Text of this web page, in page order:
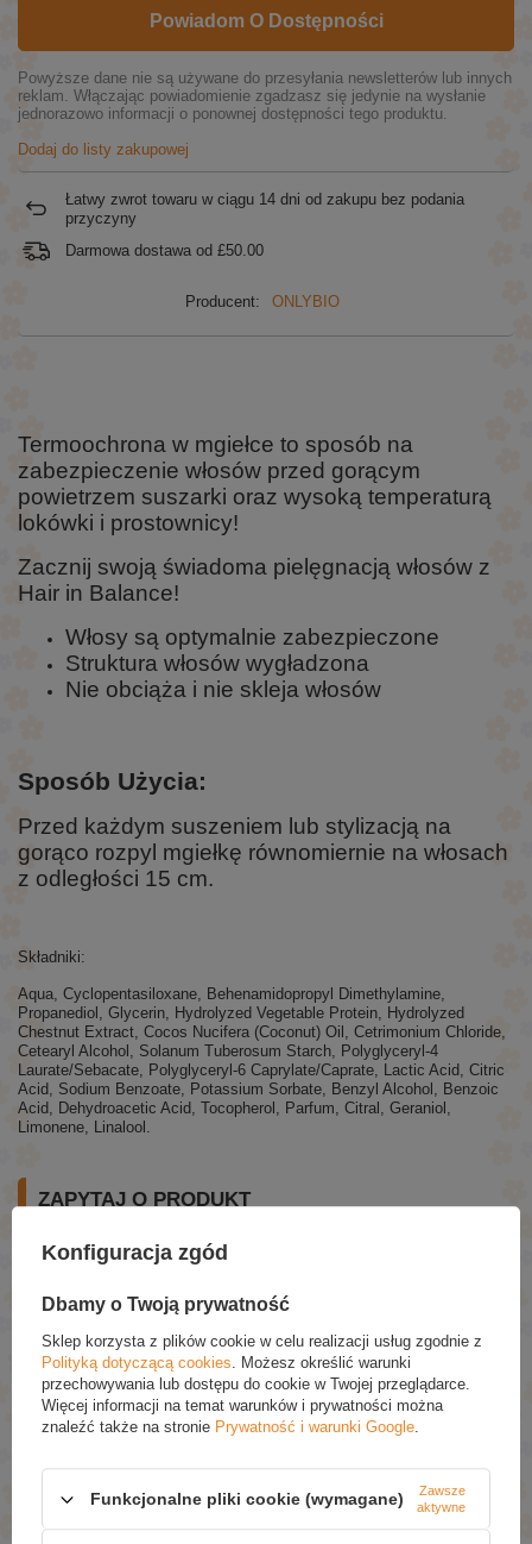
Powiadom O Dostępności
Powyższe dane nie są używane do przesyłania newsletterów lub innych
reklam. Włączając powiadomienie zgadzasz się jedynie na wysłanie
jednorazowo informacji o ponownej dostępności tego produktu.
Dodaj do listy zakupowej
Łatwy zwrot towaru w ciągu 14 dni od zakupu bez podania
przyczyny
Darmowa dostawa od £50.00
Producent: ONLYBIO
Termoochrona w mgiełce to sposób na
zabezpieczenie włosów przed gorącym
powietrzem suszarki oraz wysoką temperaturą
lokówki i prostownicy!
Zacznij swoją świadoma pielęgnacją włosów z
Hair in Balance!
Włosy są optymalnie zabezpieczone
Struktura włosów wygładzona
Nie obciąża i nie skleja włosów
Sposób Użycia:
Przed każdym suszeniem lub stylizacją na
gorąco rozpyl mgiełkę równomiernie na włosach
z odległości 15 cm.
Składniki:
Aqua, Cyclopentasiloxane, Behenamidopropyl Dimethylamine,
Propanediol, Glycerin, Hydrolyzed Vegetable Protein, Hydrolyzed
Chestnut Extract, Cocos Nucifera (Coconut) Oil, Cetrimonium Chloride,
Cetearyl Alcohol, Solanum Tuberosum Starch, Polyglyceryl-4
Laurate/Sebacate, Polyglyceryl-6 Caprylate/Caprate, Lactic Acid, Citric
Acid, Sodium Benzoate, Potassium Sorbate, Benzyl Alcohol, Benzoic
Acid, Dehydroacetic Acid, Tocopherol, Parfum, Citral, Geraniol,
Limonene, Linalool.
ZAPYTAJ O PRODUKT
Jeżeli powyższy opis jest dla Ciebie niewystarczający, prześlij nam
swoje pytanie odnośnie tego produktu. Postaramy się odpowiedzieć tak
polityką prywatności. Przesyłając je, akceptujesz jej postanowienia.
E-mail
Pytanie
Konfiguracja zgód
Dbamy o Twoją prywatność
Sklep korzysta z plików cookie w celu realizacji usług zgodnie z
Polityką dotyczącą cookies. Możesz określić warunki
przechowywania lub dostępu do cookie w Twojej przeglądarce.
Więcej informacji na temat warunków i prywatności można
znaleźć także na stronie Prywatność i warunki Google.
Funkcjonalne pliki cookie (wymagane)
Zawsze
aktywne